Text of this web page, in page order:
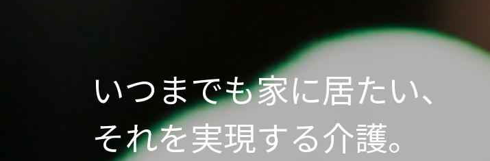
いつまでも家に居たい、
それを実現する介護。